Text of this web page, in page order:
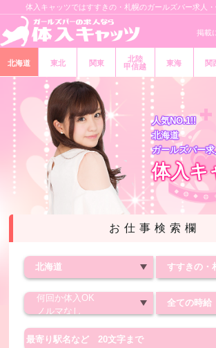
体入キャッツではすすきの・札幌のガールズバー求人・
掲載
北海道 東北 関東
北陸
甲信越
東海 関
人気NO.1!!
北海道
ガールズバー
体入キ
お仕事検索欄